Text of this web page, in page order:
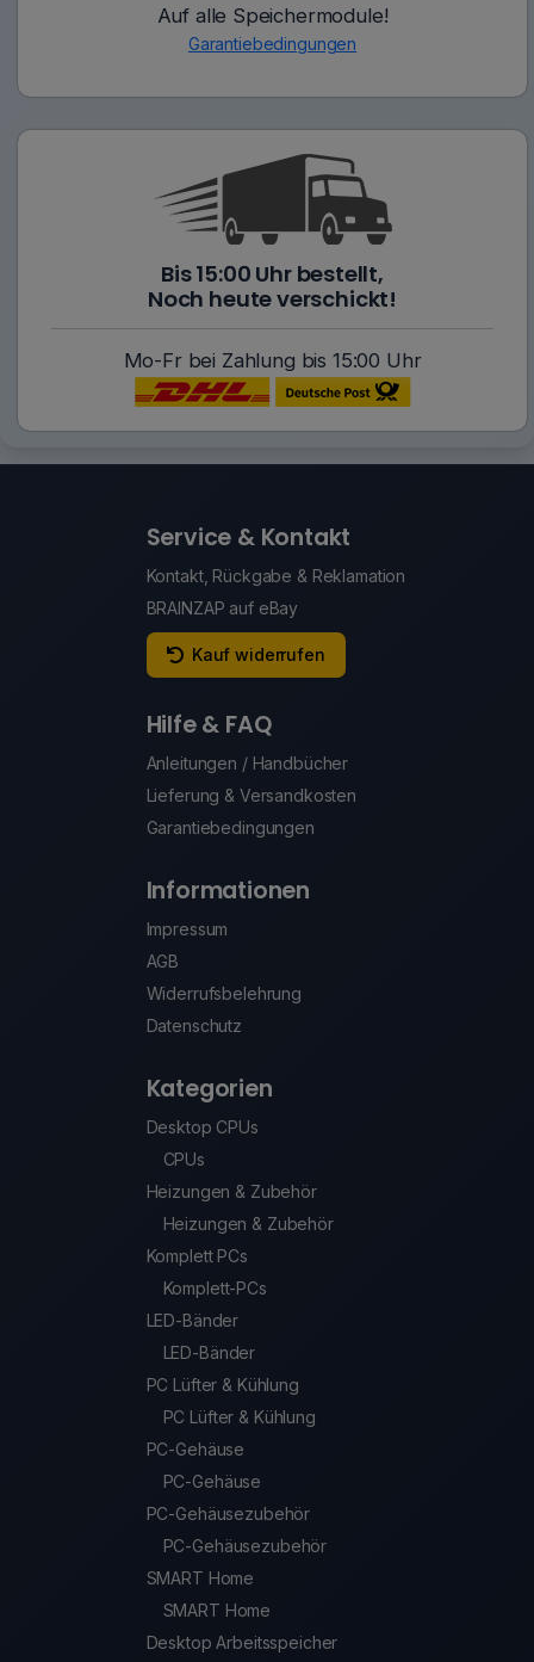
Auf alle Speichermodule!
Garantiebedingungen
Bis 15:00 Uhr bestellt,
Noch heute verschickt!
Mo-Fr bei Zahlung bis 15:00 Uhr
Service & Kontakt
Kontakt, Rückgabe & Reklamation
BRAINZAP auf eBay
Kauf widerrufen
Hilfe & FAQ
Anleitungen / Handbücher
Lieferung & Versandkosten
Garantiebedingungen
Informationen
Impressum
AGB
Widerrufsbelehrung
Datenschutz
Kategorien
Desktop CPUs
CPUs
Heizungen & Zubehör
Heizungen & Zubehör
Komplett PCs
Komplett-PCs
LED-Bänder
LED-Bänder
PC Lüfter & Kühlung
PC Lüfter & Kühlung
PC-Gehäuse
PC-Gehäuse
PC-Gehäusezubehör
PC-Gehäusezubehör
SMART Home
SMART Home
Desktop Arbeitsspeicher